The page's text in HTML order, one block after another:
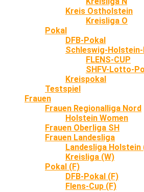
Kreis Ostholstein
Kreisliga O
Pokal
DFB-Pokal
Schleswig-
FLENS-CUP
SHFV-Lotto-
Kreispokal
Testspiel
Frauen
Frauen Regionalliga Nord
Holstein Women
Frauen Oberliga SH
Frauen Landesliga
Landesliga Holstein
Kreisliga (W)
Pokal (F)
DFB-Pokal (F)
Flens-Cup (F)